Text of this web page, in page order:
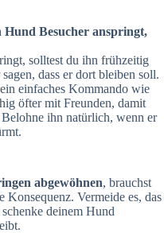
Besucher anspringt,
solltest du ihn frühzeitig
dass er dort bleiben soll.
einfaches Kommando wie
öfter mit Freunden, damit
ihn natürlich, wenn er
abgewöhnen, brauchst
Vermeide es, das
deinem Hund